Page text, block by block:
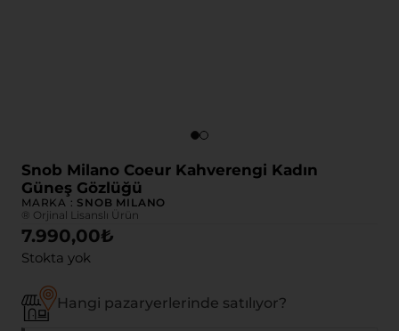
Snob Milano Coeur Kahverengi Kadın
Güneş Gözlüğü
MARKA : SNOB MILANO
® Orjinal Lisanslı Ürün
7.990,00₺
Stokta yok
Hangi pazaryerlerinde satılıyor?